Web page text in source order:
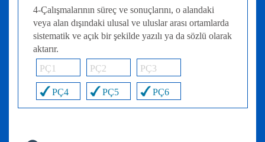
4-Çalışmalarının süreç ve sonuçlarını, o alandaki
veya alan dışındaki ulusal ve uluslar arası ortamlarda
sistematik ve açık bir şekilde yazılı ya da sözlü olarak
aktarır.
PÇ1
PÇ2 PÇ3
PÇ4 PÇ5 PÇ6